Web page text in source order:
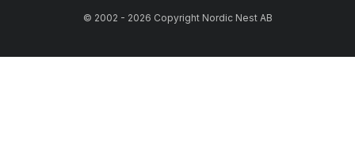
© 2002 - 2026 Copyright Nordic Nest AB